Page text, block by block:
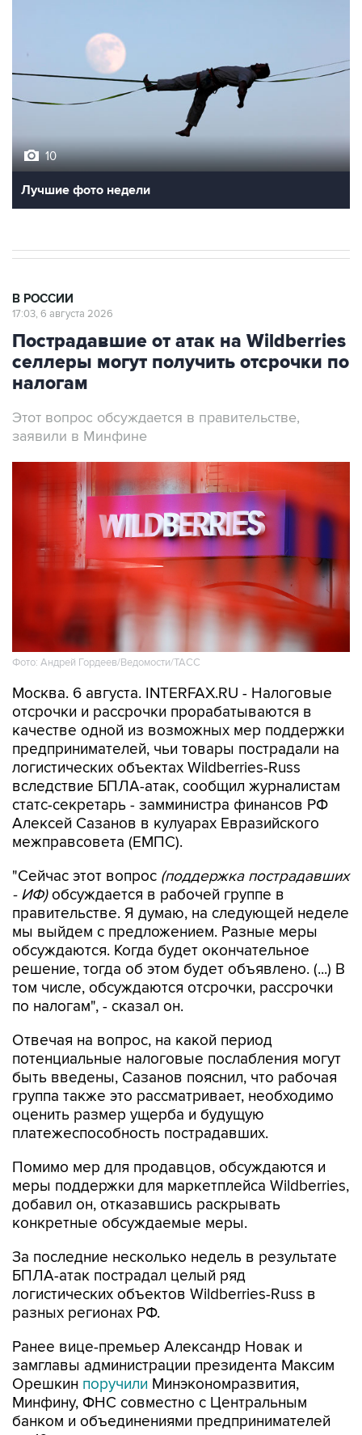
10
Лучшие фото недели
В РОССИИ
17:03, 6 августа 2026
Пострадавшие от атак на Wildberries
селлеры могут получить отсрочки по
налогам
Этот вопрос обсуждается в правительстве,
заявили в Минфине
Фото: Андрей Гордеев/Ведомости/ТАСС
Москва. 6 августа. INTERFAX.RU - Налоговые
отсрочки и рассрочки прорабатываются в
качестве одной из возможных мер поддержки
предпринимателей, чьи товары пострадали на
логистических объектах Wildberries-Russ
вследствие БПЛА-атак, сообщил журналистам
статс-секретарь - замминистра финансов РФ
Алексей Сазанов в кулуарах Евразийского
межправсовета (ЕМПС).
"Сейчас этот вопрос (поддержка пострадавших
- ИФ)обсуждается в рабочей группе в
правительстве. Я думаю, на следующей неделе
мы выйдем с предложением. Разные меры
обсуждаются. Когда будет окончательное
решение, тогда об этом будет объявлено. (...) В
том числе, обсуждаются отсрочки, рассрочки
по налогам", - сказал он.
Отвечая на вопрос, на какой период
потенциальные налоговые послабления могут
быть введены, Сазанов пояснил, что рабочая
группа также это рассматривает, необходимо
оценить размер ущерба и будущую
платежеспособность пострадавших.
Помимо мер для продавцов, обсуждаются и
меры поддержки для маркетплейса Wildberries,
добавил он, отказавшись раскрывать
конкретные обсуждаемые меры.
За последние несколько недель в результате
БПЛА-атак пострадал целый ряд
логистических объектов Wildberries-Russ в
разных регионах РФ.
Ранее вице-премьер Александр Новак и
замглавы администрации президента Максим
Орешкин поручили Минэкономразвития,
Минфину, ФНС совместно с Центральным
банком и объединениями предпринимателей